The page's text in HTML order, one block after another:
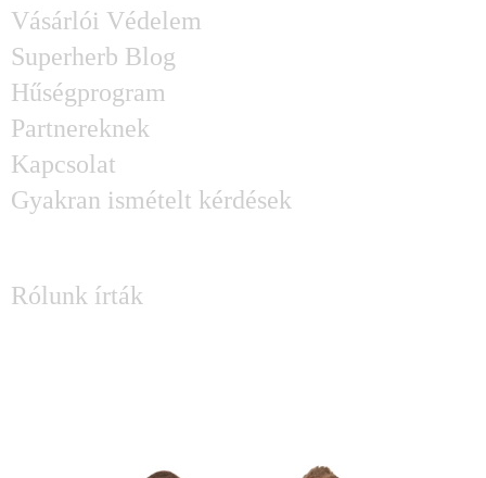
Vásárlói Védelem
Superherb Blog
Hűségprogram
Partnereknek
Kapcsolat
Gyakran ismételt kérdések
Rólunk írták